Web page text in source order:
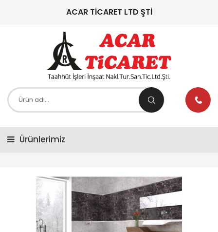
ACAR TİCARET LTD ŞTİ
Ürünlerimiz